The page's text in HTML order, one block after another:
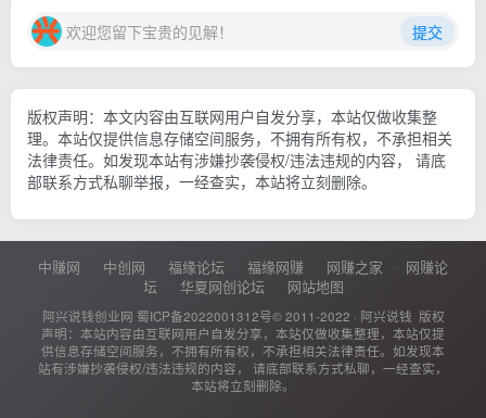
欢迎您留下宝贵的见解！ 提交
版权声明：本文内容由互联网用户自发分享，本站仅做收集整
理。本站仅提供信息存储空间服务，不拥有所有权，不承担相关
法律责任。如发现本站有涉嫌抄袭侵权/违法违规的内容， 请底
部联系方式私聊举报，一经查实，本站将立刻删除。
中赚网 中创网 福缘论坛 福缘网赚 网赚之家
网赚论
坛
华夏网创论坛 网站地图
阿兴说钱创业网 蜀ICP备2022001312号© 2011-2022 · 阿兴说钱 版权
声明：本站内容由互联网用户自发分享，本站仅做收集整理，本站仅提
供信息存储空间服务，不拥有所有权，不承担相关法律责任。如发现本
站有涉嫌抄袭侵权/违法违规的内容， 请底部联系方式私聊，一经查实，
本站将立刻删除。